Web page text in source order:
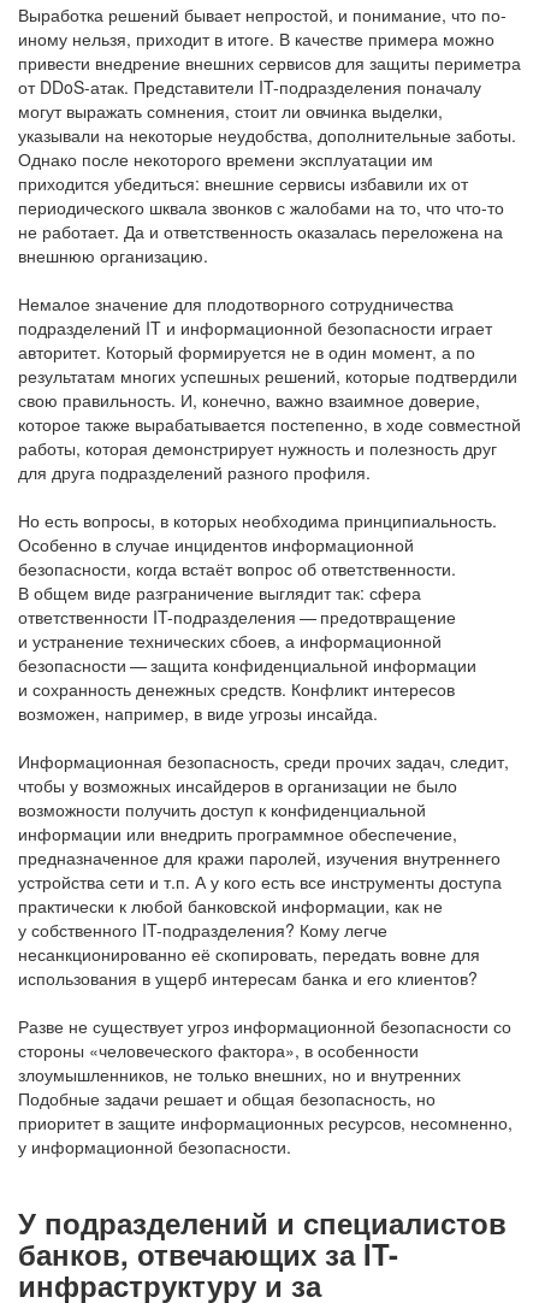
Выработка решений бывает непростой, и понимание, что по-
иному нельзя, приходит в итоге. В качестве примера можно
привести внедрение внешних сервисов для защиты периметра
от DDoS-атак. Представители IT-подразделения поначалу
могут выражать сомнения, стоит ли овчинка выделки,
указывали на некоторые неудобства, дополнительные заботы.
Однако после некоторого времени эксплуатации им
приходится убедиться: внешние сервисы избавили их от
периодического шквала звонков с жалобами на то, что что-то
не работает. Да и ответственность оказалась переложена на
внешнюю организацию.
Немалое значение для плодотворного сотрудничества
подразделений IT и информационной безопасности играет
авторитет. Который формируется не в один момент, а по
результатам многих успешных решений, которые подтвердили
свою правильность. И, конечно, важно взаимное доверие,
которое также вырабатывается постепенно, в ходе совместной
работы, которая демонстрирует нужность и полезность друг
для друга подразделений разного профиля.
Но есть вопросы, в которых необходима принципиальность.
Особенно в случае инцидентов информационной
безопасности, когда встаёт вопрос об ответственности.
В общем виде разграничение выглядит так: сфера
ответственности IT-подразделения — предотвращение
и устранение технических сбоев, а информационной
безопасности — защита конфиденциальной информации
и сохранность денежных средств. Конфликт интересов
возможен, например, в виде угрозы инсайда.
Информационная безопасность, среди прочих задач, следит,
чтобы у возможных инсайдеров в организации не было
возможности получить доступ к конфиденциальной
информации или внедрить программное обеспечение,
предназначенное для кражи паролей, изучения внутреннего
устройства сети и т.п. А у кого есть все инструменты доступа
практически к любой банковской информации, как не
у собственного IT-подразделения? Кому легче
несанкционированно её скопировать, передать вовне для
использования в ущерб интересам банка и его клиентов?
Разве не существует угроз информационной безопасности со
стороны «человеческого фактора», в особенности
злоумышленников, не только внешних, но и внутренних
Подобные задачи решает и общая безопасность, но
приоритет в защите информационных ресурсов, несомненно,
у информационной безопасности.
У подразделений и специалистов
банков, отвечающих за IT-
инфраструктуру и за